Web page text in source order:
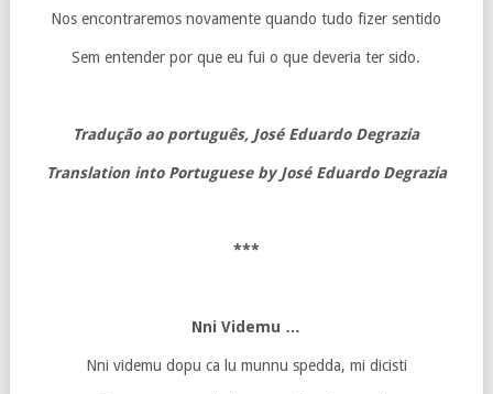
Nos encontraremos novamente quando tudo fizer sentido
Sem entender por que eu fui o que deveria ter sido.
Tradução ao português, José Eduardo Degrazia
Translation into Portuguese by José Eduardo Degrazia
***
Nni Videmu …
Nni videmu dopu ca lu munnu spedda, mi dicisti